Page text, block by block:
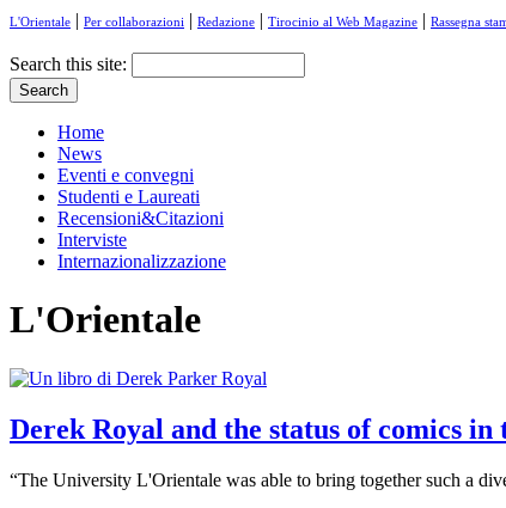
L'Orientale | Per collaborazioni | Redazione | Tirocinio al Web Magazine | Rassegna
Search this site:
Home
News
Eventi e convegni
Studenti e Laureati
Recensioni&Citazioni
Interviste
Internazionalizzazione
L'Orientale
Derek Royal and the status of comics in
“The University L'Orientale was able to bring together such a